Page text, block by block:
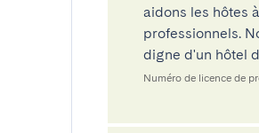
aidons les hôtes
professionnels.
digne d'un hôtel
Numéro de licence de